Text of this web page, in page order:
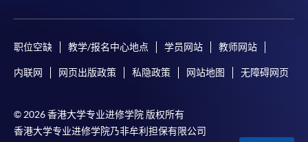
职位空缺 教学/报名中心地点 学员网站 教师网站
内联网 网页出版政策 私隐政策 网站地图 无障碍网页
© 2026 香港大学专业进修学院 版权所有
香港大学专业进修学院乃非牟利担保有限公司